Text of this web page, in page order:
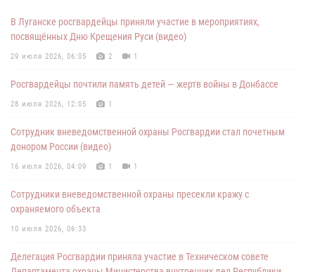
В Луганске росгвардейцы приняли участие в мероприятиях,
посвящённых Дню Крещения Руси (видео)
29 июля 2026, 06:05 2 1
Росгвардейцы почтили память детей — жертв войны в Донбассе
28 июля 2026, 12:05 1
Сотрудник вневедомственной охраны Росгвардии стал почетным
донором России (видео)
16 июля 2026, 04:09 1 1
Сотрудники вневедомственной охраны пресекли кражу с
охраняемого объекта
10 июля 2026, 06:33
Делегация Росгвардии приняла участие в Техническом совете